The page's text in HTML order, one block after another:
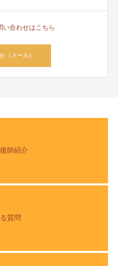
い合わせはこちら
（メール)
師紹介
質問